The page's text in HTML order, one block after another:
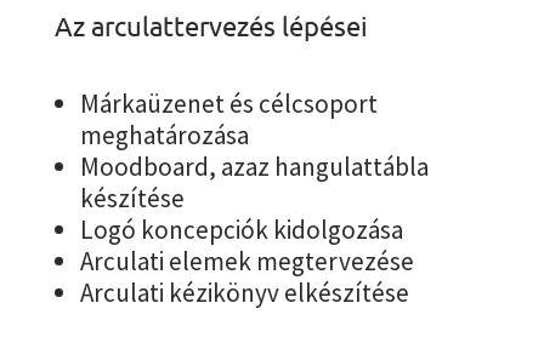
Az arculattervezés lépései
Márkaüzenet és célcsoport
meghatározása
Moodboard, azaz hangulattábla
készítése
Logó koncepciók kidolgozása
Arculati elemek megtervezése
Arculati kézikönyv elkészítése